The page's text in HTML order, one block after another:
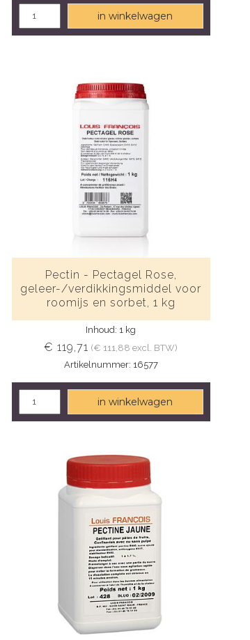
in winkelwagen
Pectin - Pectagel Rose,
geleer-/verdikkingsmiddel voor
roomijs en sorbet, 1 kg
Inhoud: 1 kg
€ 119,71 (€ 111,88 excl. BTW)
Artikelnummer: 16577
in winkelwagen